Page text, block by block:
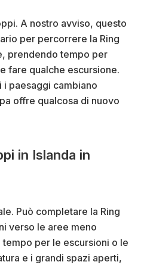
A nostro avviso, questo
per percorrere la Ring
prendendo tempo per
fare qualche escursione.
i paesaggi cambiano
offre qualcosa di nuovo
in Islanda in
Può completare la Ring
verso le aree meno
per le escursioni o le
e i grandi spazi aperti,